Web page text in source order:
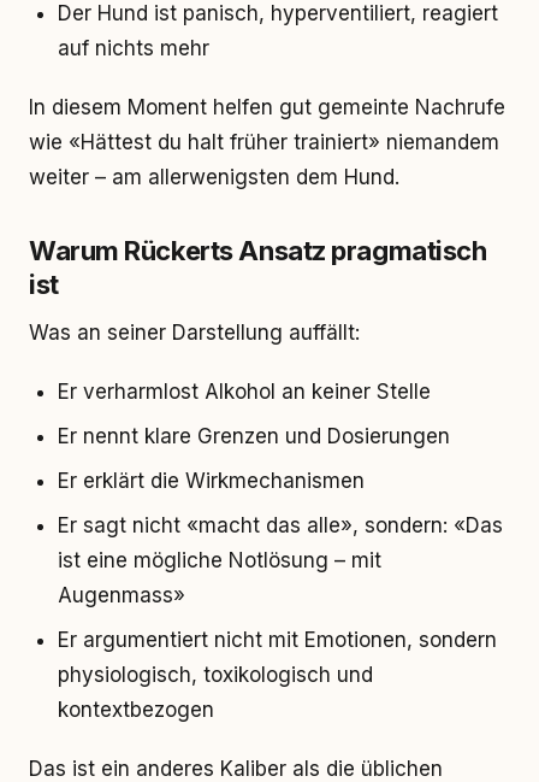
Der Hund ist panisch, hyperventiliert, reagiert
auf nichts mehr
In diesem Moment helfen gut gemeinte Nachrufe
wie «Hättest du halt früher trainiert» niemandem
weiter – am allerwenigsten dem Hund.
Warum Rückerts Ansatz pragmatisch
ist
Was an seiner Darstellung auffällt:
Er verharmlost Alkohol an keiner Stelle
Er nennt klare Grenzen und Dosierungen
Er erklärt die Wirkmechanismen
Er sagt nicht «macht das alle», sondern: «Das
ist eine mögliche Notlösung – mit
Augenmass»
Er argumentiert nicht mit Emotionen, sondern
physiologisch, toxikologisch und
kontextbezogen
Das ist ein anderes Kaliber als die üblichen